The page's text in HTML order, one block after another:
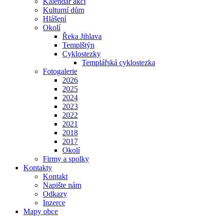
Kulturní dům
Hlášení
Okolí
Řeka Jihlava
Templštýn
Cyklostezky
Templářská cyklostezka
Fotogalerie
2026
2025
2024
2023
2022
2021
2018
2017
Okolí
Firmy a spolky
Kontakty
Kontakt
Napište nám
Odkazy
Inzerce
Mapy obce